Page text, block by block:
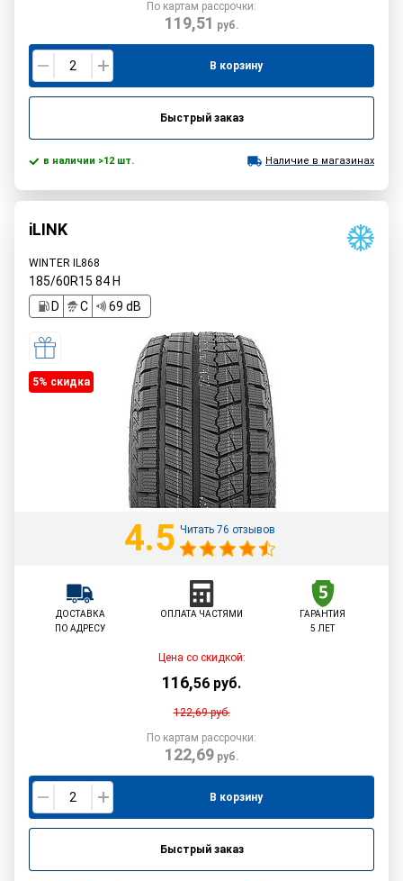
По картам рассрочки:
119,51 руб.
В корзину
Быстрый заказ
в наличии >12 шт. Наличие в магазинах
iLINK
WINTER IL868
185/60R15 84 H
D
C 69 dB
5% cкидка
4.5 Читать 76 отзывов
ДОСТАВКА
ПО АДРЕСУ
ОПЛАТА ЧАСТЯМИ
ГАРАНТИЯ
5 ЛЕТ
Цена со скидкой:
116,56 руб.
122,69руб.
По картам рассрочки:
122,69руб.
В корзину
Быстрый заказ